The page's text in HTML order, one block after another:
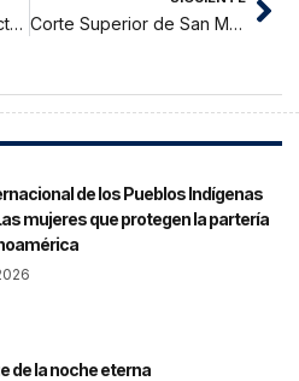
En el jirón Tulumayo sector Tarapotillo vecinos claman mejoramiento de carretera Corte Superior de San Martín promueve el uso del expediente judicial Electrónico
de los Pueblos Indígenas
mujeres que protegen la partería
de la noche eterna